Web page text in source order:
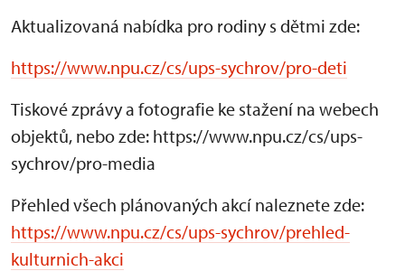
Aktualizovaná nabídka pro rodiny s dětmi zde:
https://www.npu.cz/cs/ups-sychrov/pro-deti
Tiskové zprávy a fotografie ke stažení na webech
objektů, nebo zde: https://www.npu.cz/cs/ups-
sychrov/pro-media
Přehled všech plánovaných akcí naleznete zde:
https://www.npu.cz/cs/ups-sychrov/prehled-
kulturnich-akci